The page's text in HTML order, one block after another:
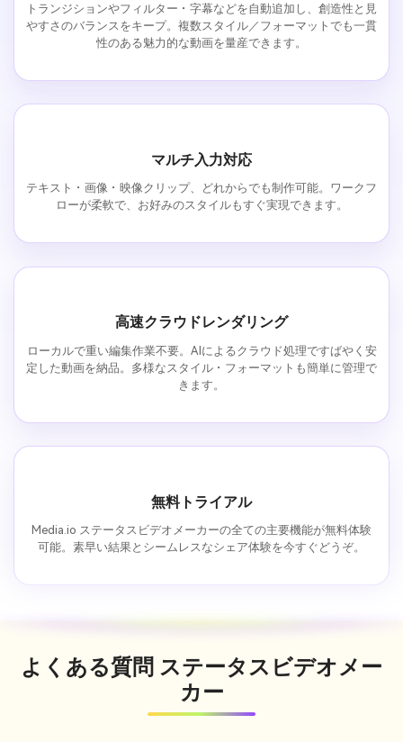
トランジションやフィルター・字幕などを自動追加し、創造性と見
やすさのバランスをキープ。複数スタイル／フォーマットでも一貫
性のある魅力的な動画を量産できます。
マルチ入力対応
テキスト・画像・映像クリップ、どれからでも制作可能。ワークフ
ローが柔軟で、お好みのスタイルもすぐ実現できます。
高速クラウドレンダリング
ローカルで重い編集作業不要。AIによるクラウド処理ですばやく安
定した動画を納品。多様なスタイル・フォーマットも簡単に管理で
きます。
無料トライアル
Media.io ステータスビデオメーカーの全ての主要機能が無料体験
可能。素早い結果とシームレスなシェア体験を今すぐどうぞ。
よくある質問 ステータスビデオメー
カー